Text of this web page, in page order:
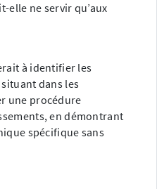
elle ne servir qu’aux
à identifier les
dans les
une procédure
en démontrant
spécifique sans